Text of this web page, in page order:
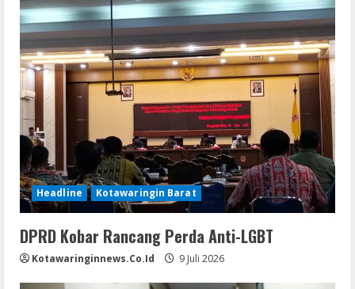
Headline Kotawaringin Barat
DPRD Kobar Rancang Perda Anti-LGBT
Kotawaringinnews.co.id 9 Juli 2026